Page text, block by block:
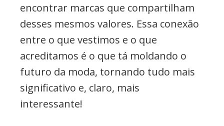
encontrar marcas que compartilham
desses mesmos valores. Essa conexão
entre o que vestimos e o que
acreditamos é o que tá moldando o
futuro da moda, tornando tudo mais
significativo e, claro, mais
interessante!